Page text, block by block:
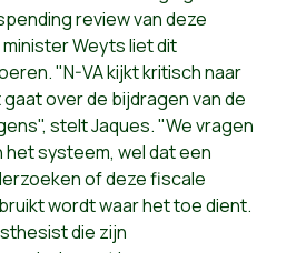
review van deze
Weyts liet dit
"N-VA kijkt kritisch naar
over de bijdragen van de
stelt Jaques. "We vragen
systeem, wel dat een
of deze fiscale
wordt waar het toe dient.
die zijn